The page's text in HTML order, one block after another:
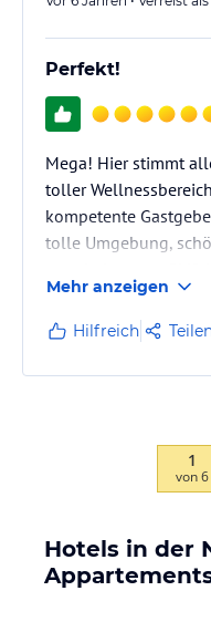
Perfekt!
Mega! Hier stimmt
toller
kompetente
tolle Umgebung,
zum Wandern!!!
Mehr anzeigen
Hilfreich
1
von6
Hotels in der